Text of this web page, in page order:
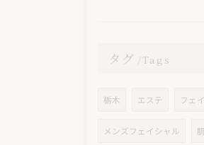
タグ Tags
栃木 エステ フェ
メンズフェイシャル